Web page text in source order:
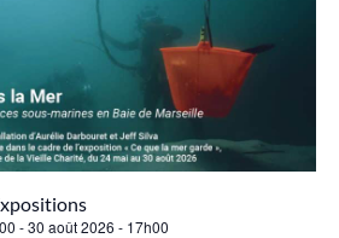
-30 août 2026 - 17h00